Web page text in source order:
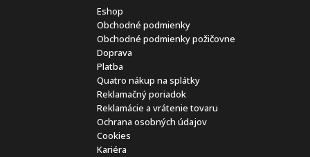
Eshop
Obchodné podmienky
Obchodné podmienky požičovne
Doprava
Platba
Quatro nákup na splátky
Reklamačný poriadok
Reklamácie a vrátenie tovaru
Ochrana osobných údajov
Cookies
Kariéra